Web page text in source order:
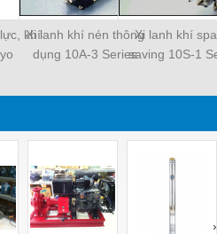
khí
Xi lanh khí nén thông
dụng 10A-3 Series
Xi lanh khí
saving 10S-1
›